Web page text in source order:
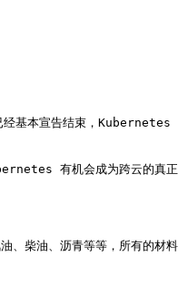
经基本宣告结束，Kubernetes
有机会成为跨云的真正
柴油、沥青等等，所有的材料